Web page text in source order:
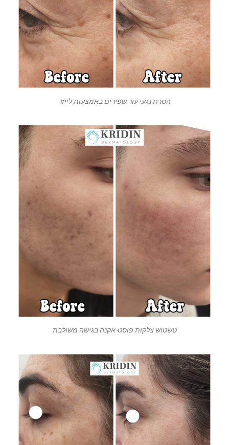
הסרת נגעי עור שפירים באמצעות לייזר
טשטוש צלקות פוסט-אקנה בגישה משולבת